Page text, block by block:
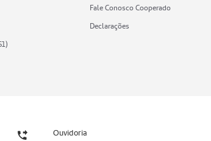
Fale Conosco Cooperado
Declarações
Ouvidoria